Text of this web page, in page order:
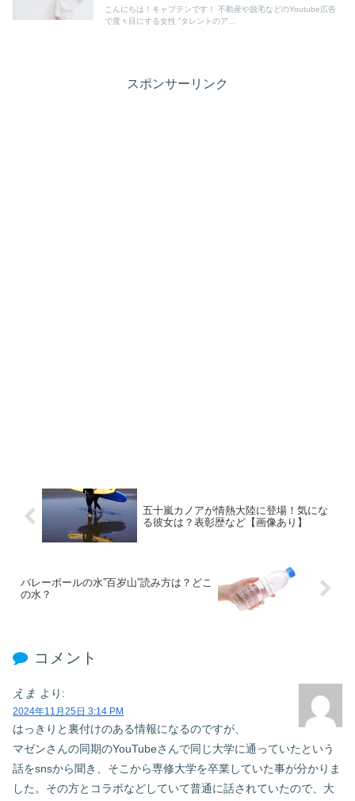
こんにちは！キャプテンです！ 不動産や脱毛などのYoutube広告
で度々目にする女性 ”タレントのア...
スポンサーリンク
五十嵐カノアが情熱大陸に登場！気にな
る彼女は？表彰歴など【画像あり】
バレーボールの水”百岁山”読み方は？どこ
の水？
コメント
えま より:
2024年11月25日 3:14 PM
はっきりと裏付けのある情報になるのですが、
マゼンさんの同期のYouTubeさんで同じ大学に通っていたという
話をsnsから聞き、そこから専修大学を卒業していた事が分かりま
した。その方とコラボなどしていて普通に話されていたので、大